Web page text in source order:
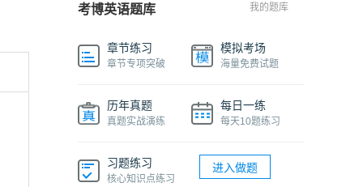
考博英语题库 我的题库
章节练习
章节专项突破
模拟考场
海量免费试题
历年真题
真题实战演练
每日一练
每天10题练习
习题练习
核心知识点练习
进入做题